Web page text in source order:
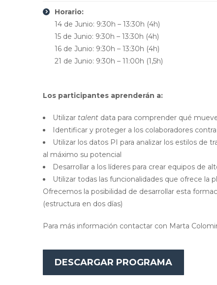
Horario:
14 de Junio: 9:30h – 13:30h (4h)
15 de Junio: 9:30h – 13:30h (4h)
16 de Junio: 9:30h – 13:30h (4h)
21 de Junio: 9:30h – 11:00h (1,5h)
Los participantes aprenderán a:
Utilizar talent data para comprender qué
Identificar y proteger a los colaboradores
Utilizar los datos PI para analizar los estilos de
al máximo su potencial
Desarrollar a los líderes para crear equipos de
Utilizar todas las funcionalidades que ofrece la
Ofrecemos la posibilidad de desarrollar esta
(estructura en dos días)
Para más información contactar con Marta
DESCARGAR PROGRAMA